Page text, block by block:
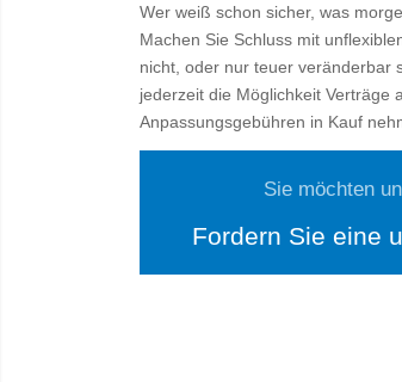
Wer weiß schon sicher, was
Machen Sie Schluss mit
nicht, oder nur teuer veränderbar
jederzeit die Möglichkeit Verträge
Anpassungsgebühren in Kauf
Sie möchten
Fordern Sie eine